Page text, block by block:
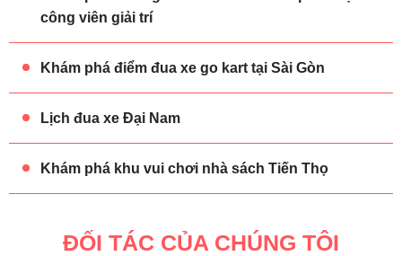
công viên giải trí
Khám phá điểm đua xe go kart tại Sài Gòn
Lịch đua xe Đại Nam
Khám phá khu vui chơi nhà sách Tiến Thọ
ĐỐI TÁC CỦA CHÚNG TÔI